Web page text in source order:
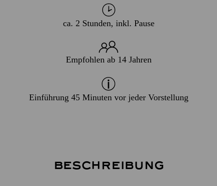
ca. 2 Stunden, inkl. Pause
Empfohlen ab 14 Jahren
Einführung 45 Minuten vor jeder Vorstellung
Beschreibung